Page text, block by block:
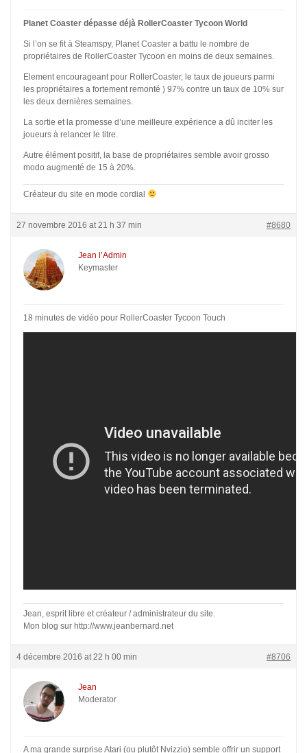
Planet Coaster dépasse déjà RollerCoaster Tycoon World
Si l’on se fit à Steamspy, Planet Coaster a battu le nombre de
propriétaires de RollerCoaster Tycoon en moins de deux semaines.
Element encourageant pour RollerCoaster, le taux de joueurs parmi
les propriétaires a fortement remonté ) 97% contre un taux de 10% sur
les deux dernières semaines.
La sortie et la promesse d’une meilleure expérience a dû inciter les
joueurs à relancer le titre.
Autre élément positif, la base de propriétaires semble avoir grosso
modo augmenté de 15 à 20%.
Créateur du site en mode cordial
27 novembre 2016 at 21 h 37 min #8680
Jean l’Admin
Keymaster
18 minutes de vidéo pour RollerCoaster Tycoon Touch
Jean, esprit libre et créateur / administrateur du site.
Mon blog sur http://www.jeanbernard.net
4 décembre 2016 at 22 h 00 min #8706
Jean
Moderator
A ma grande surprise Atari (ou plutôt Nvizzio) semble offrir un support